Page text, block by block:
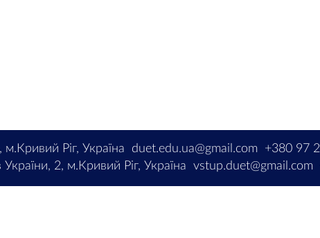
Ріг, Україна duet.edu.ua@gmail.com
+380 97
України, 2, м.Кривий Ріг, Україна vstup.duet@gmail.com